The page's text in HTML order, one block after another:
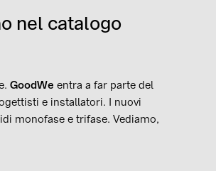
nel catalogo
GoodWe entra a far parte del
e installatori. I nuovi
monofase e trifase. Vediamo,